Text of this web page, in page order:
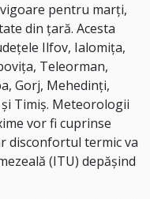
pentru marți,
din țară. Acesta
Ilfov, Ialomiţa,
Teleorman,
Gorj, Mehedinţi,
Timiș. Meteorologii
vor fi cuprinse
disconfortul termic va
(ITU) depășind